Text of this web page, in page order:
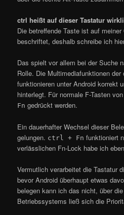
ctrl heißt auf dieser Tastatur
Die betreffende Taste ist auf
beschriftet, deshalb schreibe ich
Das spielt vor allem bei der Suche
Rolle. Die Multimediafunktionen der
funktionieren unter Android korrekt
hinterlegt. Für normale F-Tasten von
Fn gedrückt werden.
Ein dauerhafter Wechsel dieser
gelungen. ctrl + Fn funktioniert
verlässlichen Fn-Lock habe ich
Vermutlich verarbeitet die Tastatur
bevor Android überhaupt etwas
belegen kann ich das nicht, über
Betriebssystems ließ sich die